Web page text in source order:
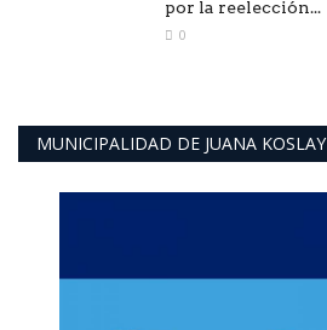
por la reelección...
0
MUNICIPALIDAD DE JUANA KOSLAY